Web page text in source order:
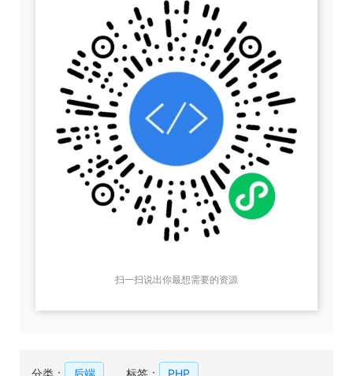
扫一扫说出你最想需要的资源
分类： 后端 标签： PHP